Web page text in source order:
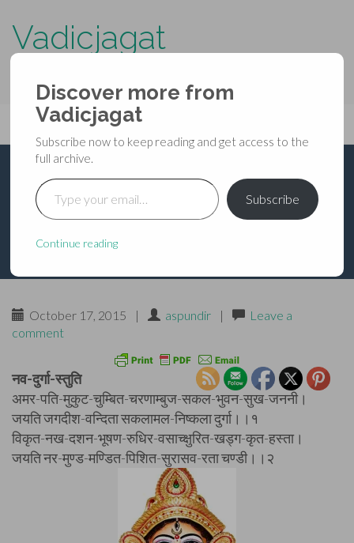
Vadicjagat
Primary
Menu
content
Vadicjagat
नव-दुर्गा-स्तुति
October 17, 2015 | aspundir |
Leave a
comment
नव-दुर्गा-स्तुति
अमर-पति-मुकुट-चुम्बित-चरणाम्बुज-सकल-भुवन-सुख-जननी।
जयति जगदीश-वन्दिता सकलामल-निष्कला दुर्गा।।१
विकृत-नख-दशन-भूषण-रुधिर-वसाच्क्षुरित-खड्ग-कृत-हस्ता।
जयति नर-मुण्ड-मण्डित-पिशित-सुरासव-रता चण्डी।।२
Discover more from
Vadicjagat
Subscribe now to keep reading and get access to the
full archive.
Type your email…
Subscribe
Continue reading